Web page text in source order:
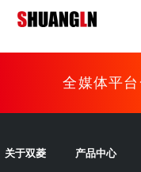
全媒体平
关于双菱 产品中心